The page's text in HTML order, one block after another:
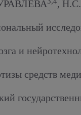
,
и
средств